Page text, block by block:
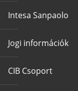
Intesa Sanpaolo
Jogi információk
CIB Csoport